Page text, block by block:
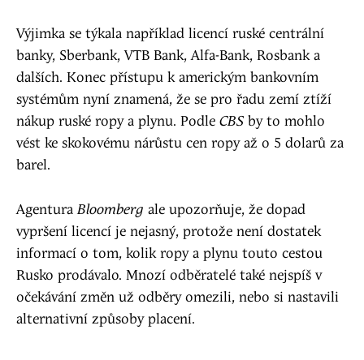
Výjimka se týkala například licencí ruské centrální
banky, Sberbank, VTB Bank, Alfa-Bank, Rosbank a
dalších. Konec přístupu k americkým bankovním
systémům nyní znamená, že se pro řadu zemí ztíží
nákup ruské ropy a plynu. Podle CBS by to mohlo
vést ke skokovému nárůstu cen ropy až o 5 dolarů za
barel.
AgenturaBloomberg ale upozorňuje, že dopad
vypršení licencí je nejasný, protože není dostatek
informací o tom, kolik ropy a plynu touto cestou
Rusko prodávalo. Mnozí odběratelé také nejspíš v
očekávání změn už odběry omezili, nebo si nastavili
alternativní způsoby placení.